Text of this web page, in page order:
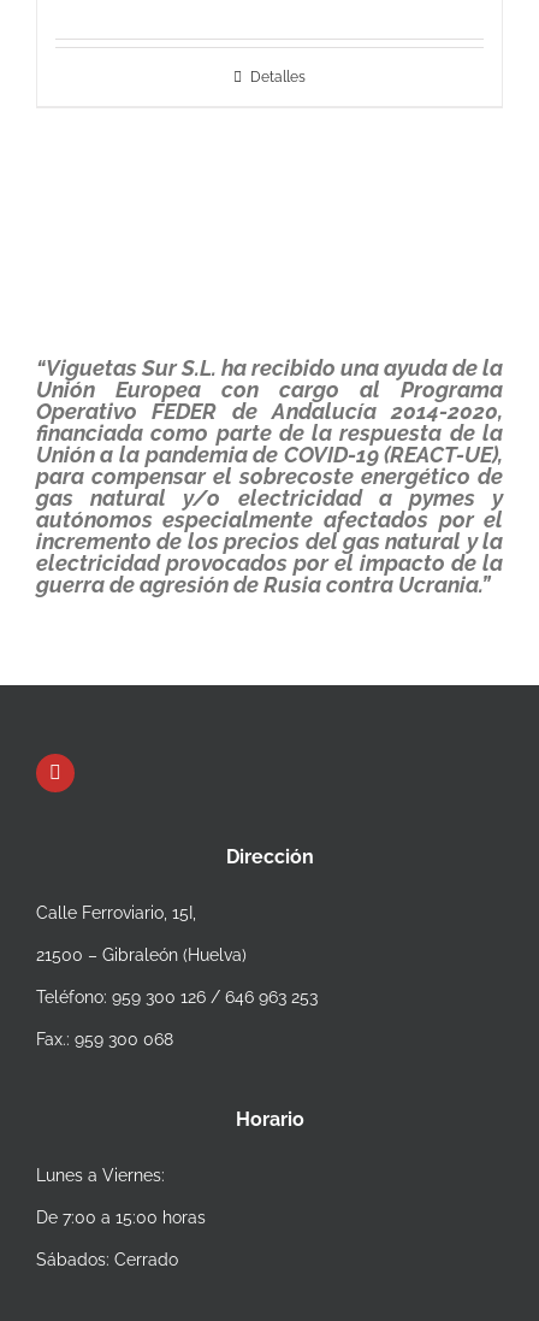
Detalles
“Viguetas Sur S.L. ha recibido una ayuda de la
Unión Europea con cargo al Programa
Operativo FEDER de Andalucía 2014-2020,
financiada como parte de la respuesta de la
Unión a la pandemia de COVID-19 (REACT-UE),
para compensar el sobrecoste energético de
gas natural y/o electricidad a pymes y
autónomos especialmente afectados por el
incremento de los precios del gas natural y la
electricidad provocados por el impacto de la
guerra de agresión de Rusia contra Ucrania.”
Dirección
Calle Ferroviario, 15I,
21500 – Gibraleón (Huelva)
Teléfono: 959 300 126 / 646 963 253
Fax.: 959 300 068
Horario
Lunes a Viernes:
De 7:00 a 15:00 horas
Sábados: Cerrado